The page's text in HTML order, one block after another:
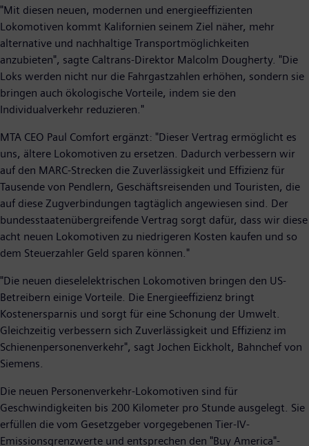
"Mit diesen neuen, modernen und energieeffizienten
Lokomotiven kommt Kalifornien seinem Ziel näher, mehr
alternative und nachhaltige Transportmöglichkeiten
anzubieten", sagte Caltrans-Direktor Malcolm Dougherty. "Die
Loks werden nicht nur die Fahrgastzahlen erhöhen, sondern sie
bringen auch ökologische Vorteile, indem sie den
Individualverkehr reduzieren."
MTA CEO Paul Comfort ergänzt: "Dieser Vertrag ermöglicht es
uns, ältere Lokomotiven zu ersetzen. Dadurch verbessern wir
auf den MARC-Strecken die Zuverlässigkeit und Effizienz für
Tausende von Pendlern, Geschäftsreisenden und Touristen, die
auf diese Zugverbindungen tagtäglich angewiesen sind. Der
bundesstaatenübergreifende Vertrag sorgt dafür, dass wir diese
acht neuen Lokomotiven zu niedrigeren Kosten kaufen und so
dem Steuerzahler Geld sparen können."
"Die neuen dieselelektrischen Lokomotiven bringen den US-
Betreibern einige Vorteile. Die Energieeffizienz bringt
Kostenersparnis und sorgt für eine Schonung der Umwelt.
Gleichzeitig verbessern sich Zuverlässigkeit und Effizienz im
Schienenpersonenverkehr", sagt Jochen Eickholt, Bahnchef von
Siemens.
Die neuen Personenverkehr-Lokomotiven sind für
Geschwindigkeiten bis 200 Kilometer pro Stunde ausgelegt. Sie
erfüllen die vom Gesetzgeber vorgegebenen Tier-IV-
Emissionsgrenzwerte und entsprechen den "Buy America"-